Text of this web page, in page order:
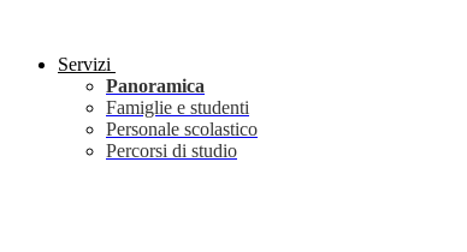
Servizi
Panoramica
Famiglie e studenti
Personale scolastico
Percorsi di studio